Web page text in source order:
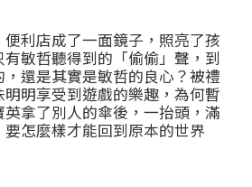
利店成了一面鏡子，照亮了孩
敏哲聽得到的「偷偷」聲，到
還是其實是敏哲的良心？被禮
明享受到遊戲的樂趣，為何暫
拿了別人的傘後，一抬頭，滿
怎麼樣才能回到原本的世界